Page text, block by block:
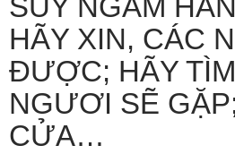
SUY NGẪM
HÃY XIN, CÁC
ĐƯỢC; HÃY
NGƯƠI SẼ
CỬA…